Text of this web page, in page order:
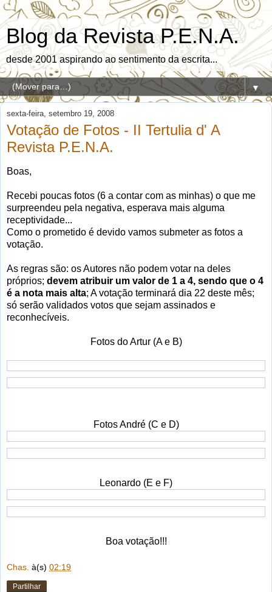
Blog da Revista P.E.N.A.
desde 2001 aspirando ao sentimento da escrita...
▼
sexta-feira, setembro 19, 2008
Votação de Fotos - II Tertulia d' A
Revista P.E.N.A.
Boas,
Recebi poucas fotos (6 a contar com as minhas) o que me
surpreendeu pela negativa, esperava mais alguma
receptividade...
Como o prometido é devido vamos submeter as fotos a
votação.
As regras são: os Autores não podem votar na deles
próprios; devem atribuir um valor de 1 a 4, sendo que o 4
é a nota mais alta; A votação terminará dia 22 deste mês;
só serão validados votos que sejam assinados e
reconhecíveis.
Fotos do Artur (A e B)
Fotos André (C e D)
Leonardo (E e F)
Boa votação!!!
Chas. à(s) 02:19
Partilhar